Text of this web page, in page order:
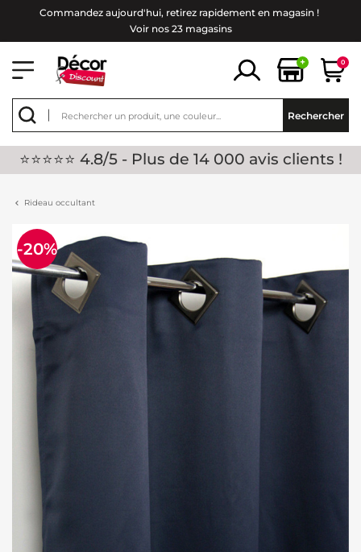
Commandez aujourd'hui, retirez rapidement en magasin !
Voir nos 23 magasins
+ 0
Rechercher
⭐⭐⭐⭐⭐ 4.8/5 - Plus de 14 000 avis clients !
Rideau occultant
-20%